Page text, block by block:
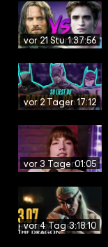
vor 21 Stunden
1:37:56
vor 2 Tagen17:12
vor 3 Tagen01:05
vor 4 Tagen3:18:10